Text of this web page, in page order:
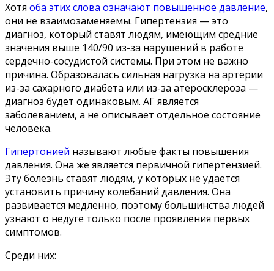
Хотя оба этих слова означают повышенное давление,
они не взаимозаменяемы. Гипертензия — это
диагноз, который ставят людям, имеющим средние
значения выше 140/90 из-за нарушений в работе
сердечно-сосудистой системы. При этом не важно
причина. Образовалась сильная нагрузка на артерии
из-за сахарного диабета или из-за атеросклероза —
диагноз будет одинаковым. АГ является
заболеванием, а не описывает отдельное состояние
человека.
Гипертонией называют любые факты повышения
давления. Она же является первичной гипертензией.
Эту болезнь ставят людям, у которых не удается
установить причину колебаний давления. Она
развивается медленно, поэтому большинства людей
узнают о недуге только после проявления первых
симптомов.
Среди них: